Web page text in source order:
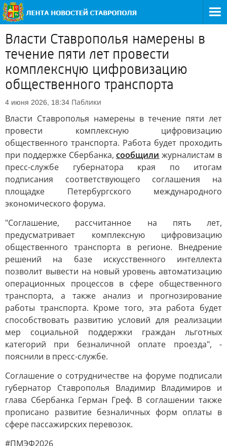
Власти Ставрополья намерены в
течение пяти лет провести
комплексную цифровизацию
общественного транспорта
4 июня 2026, 18:34 Паблики
Власти Ставрополья намерены в течение пяти лет
провести комплексную цифровизацию
общественного транспорта. Работа будет проходить
при поддержке Сбербанка,сообщили журналистам в
пресс-службе губернатора края по итогам
подписания соответствующего соглашения на
площадке Петербургского международного
экономического форума.
"Соглашение, рассчитанное на пять лет,
предусматривает комплексную цифровизацию
общественного транспорта в регионе. Внедрение
решений на базе искусственного интеллекта
позволит вывести на новый уровень автоматизацию
операционных процессов в сфере общественного
транспорта, а также анализ и прогнозирование
работы транспорта. Кроме того, эта работа будет
способствовать развитию условий для реализации
мер социальной поддержки граждан льготных
категорий при безналичной оплате проезда", -
пояснили в пресс-службе.
Соглашение о сотрудничестве на форуме подписали
губернатор Ставрополья Владимир Владимиров и
глава Сбербанка Герман Греф. В соглашении также
прописано развитие безналичных форм оплаты в
сфере пассажирских перевозок.
#ПМЭФ2026